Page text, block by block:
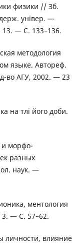
физики // Зб.
універ. —
13. — С. 133–136.
методология
языке. Автореф.
во АГУ, 2002. — 23
на тлі його доби.
и морфо-
разных
наук. —
ментология
— С. 57–62.
личности, влияние